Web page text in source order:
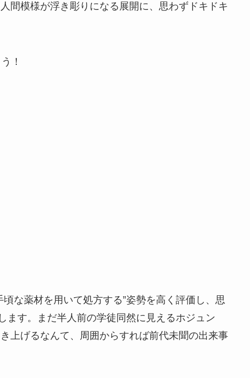
間模様が浮き彫りになる展開に、思わずドキドキ
！
な薬材を用いて処方する”姿勢を高く評価し、思
ます。まだ半人前の学徒同然に見えるホジュン
上げるなんて、周囲からすれば前代未聞の出来事